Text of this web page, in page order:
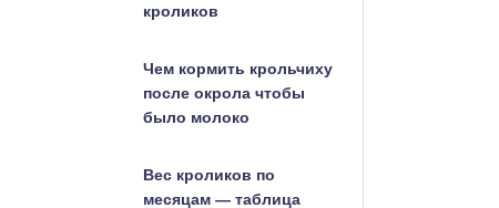
кроликов
Чем кормить крольчиху
после окрола чтобы
было молоко
Вес кроликов по
месяцам — таблица